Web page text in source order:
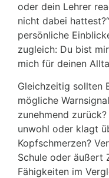
oder dein Lehrer
nicht dabei
persönliche
zugleich: Du bist
mich für deinen
Gleichzeitig sollten
mögliche
zunehmend
unwohl oder klagt
Kopfschmerzen?
Schule oder äußert
Fähigkeiten im